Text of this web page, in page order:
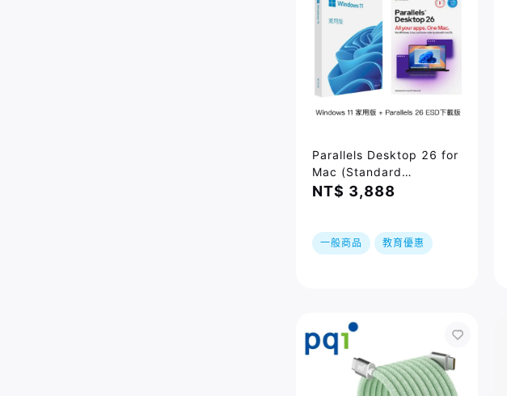
Parallels Desktop 26 for
Mac (Standard
Edition)_ESD下載版 +
NT$ 3,888
一般商品 教育優惠